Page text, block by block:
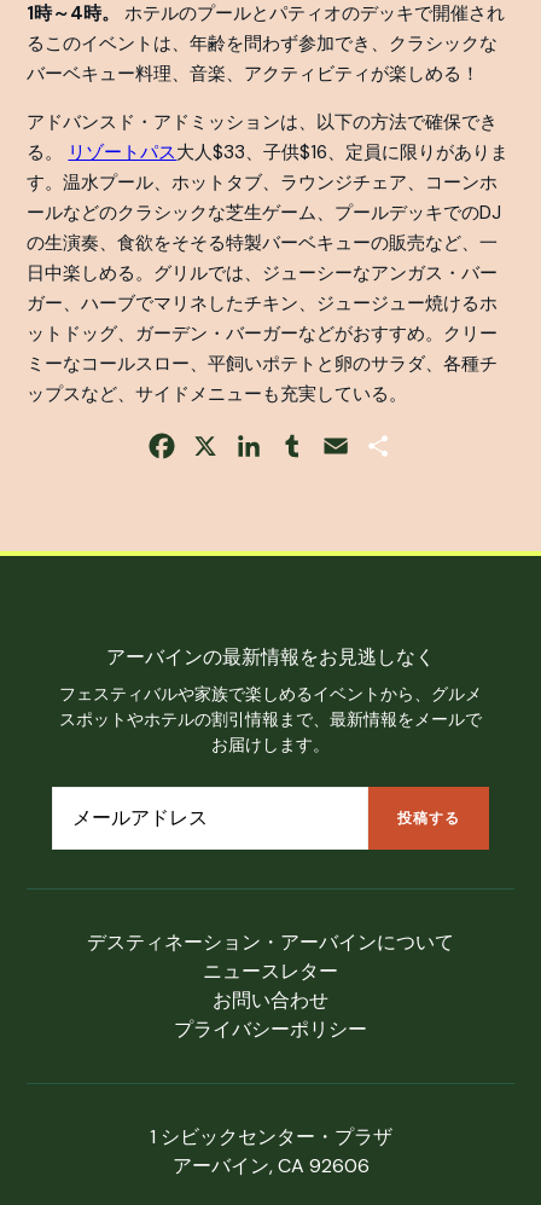
1時～4時。
ホテルのプールとパティオのデッキで開催され
るこのイベントは、年齢を問わず参加でき、クラシックな
バーベキュー料理、音楽、アクティビティが楽しめる！
アドバンスド・アドミッションは、以下の方法で確保でき
る。
リゾートパス大人$33、子供$16、定員に限りがありま
す。温水プール、ホットタブ、ラウンジチェア、コーンホ
ールなどのクラシックな芝生ゲーム、プールデッキでのDJ
の生演奏、食欲をそそる特製バーベキューの販売など、一
日中楽しめる。グリルでは、ジューシーなアンガス・バー
ガー、ハーブでマリネしたチキン、ジュージュー焼けるホ
ットドッグ、ガーデン・バーガーなどがおすすめ。クリー
ミーなコールスロー、平飼いポテトと卵のサラダ、各種チ
ップスなど、サイドメニューも充実している。
Facebook LinkedInTumblrEmail
デスティネーション・アーバインについて
ニュースレター
お問い合わせ
プライバシーポリシー
1 シビックセンター・プラザ
アーバイン, CA 92606
アーバインの最新情報をお見逃しなく
フェスティバルや家族で楽しめるイベントから、グルメ
スポットやホテルの割引情報まで、最新情報をメールで
お届けします。